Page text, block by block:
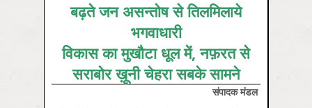
बढ़ते जन असन्तोष से तिलमिलाये
भगवाधारी
विकास का मुखौटा धूल में, नफ़रत से
सराबोर ख़ूनी चेहरा सबके सामने
संपादक मंडल